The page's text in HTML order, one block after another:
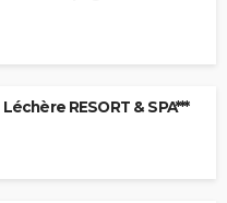
RESORT & SPA***